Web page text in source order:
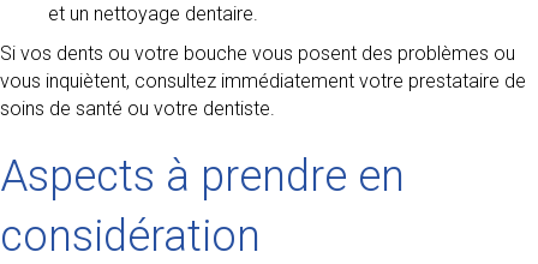
et un nettoyage dentaire.
Si vos dents ou votre bouche vous posent des problèmes ou
vous inquiètent, consultez immédiatement votre prestataire de
soins de santé ou votre dentiste.
Aspects à prendre en
considération